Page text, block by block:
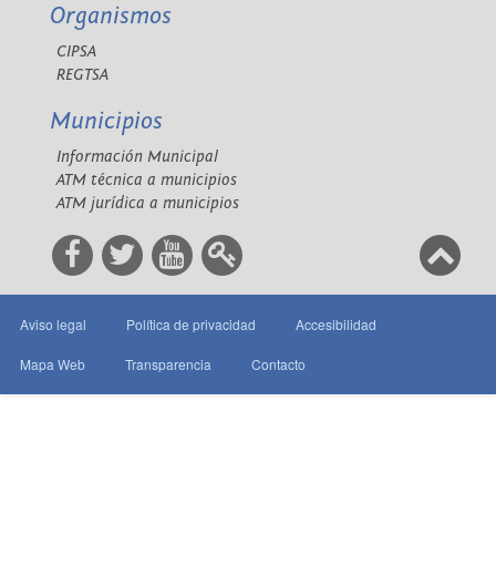
Organismos
CIPSA
REGTSA
Municipios
Información Municipal
ATM técnica a municipios
ATM jurídica a municipios
Aviso legal Política de privacidad Accesibilidad
Mapa Web Transparencia Contacto